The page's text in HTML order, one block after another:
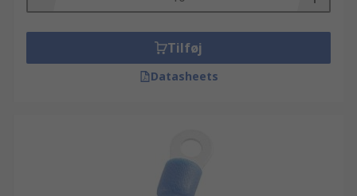
Tilføj
Datasheets